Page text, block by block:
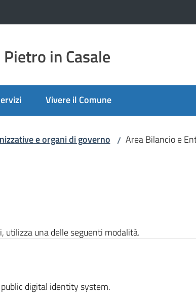
in Casale
Vivere il Comune
e organi di governo / Area Bilancio e
utilizza una delle seguenti modalità.
digital identity system.